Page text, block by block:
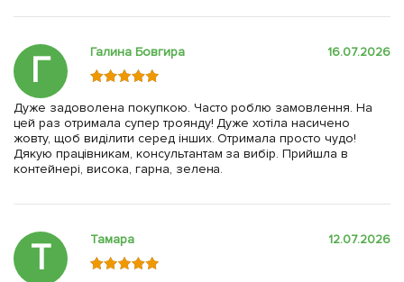
Г Галина Бовгира 16.07.2026
Дуже задоволена покупкою. Часто роблю замовлення. На
цей раз отримала супер троянду! Дуже хотіла насичено
жовту, щоб виділити серед інших. Отримала просто чудо!
Дякую працівникам, консультантам за вибір. Прийшла в
контейнері, висока, гарна, зелена.
Т Тамара 12.07.2026